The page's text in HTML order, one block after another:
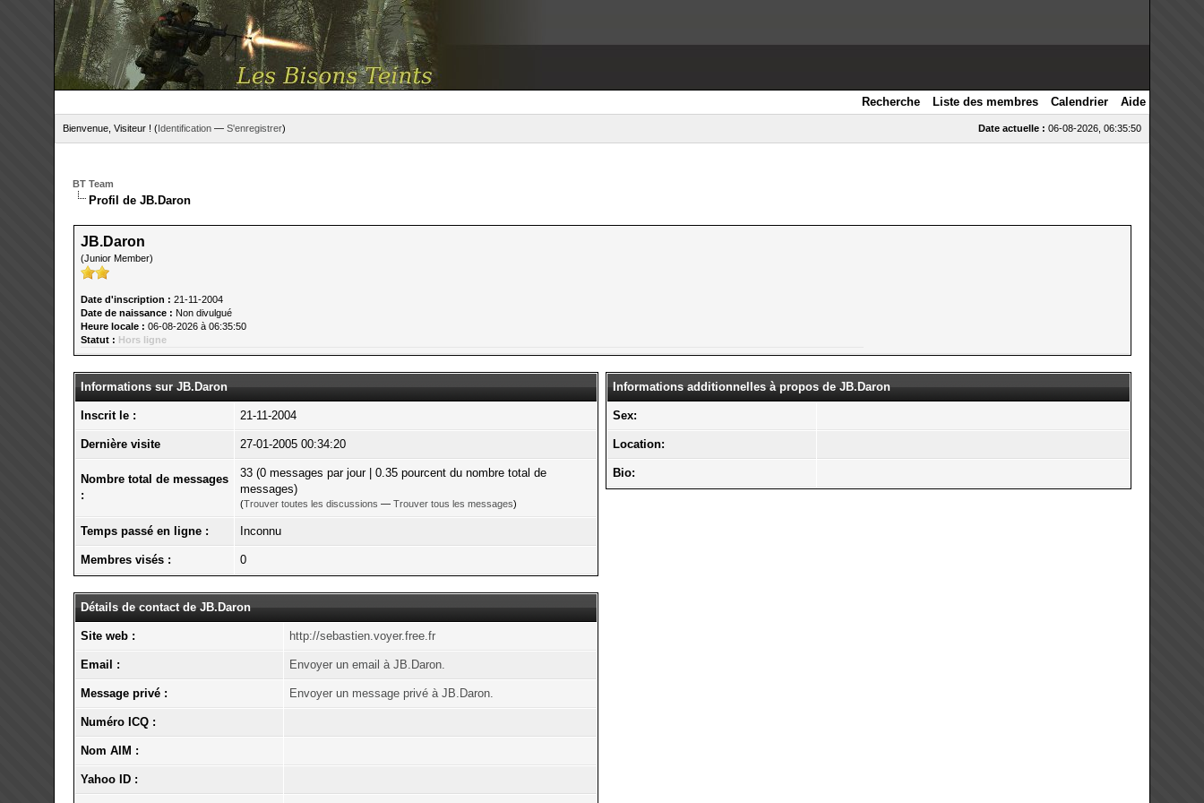
Recherche Liste des membres Calendrier Aide
Date actuelle : 06-08-2026, 06:35:50
Bienvenue, Visiteur ! (Identification —S'enregistrer)
BT Team
Profil de JB.Daron
JB.Daron
(Junior Member)
Date d'inscription : 21-11-2004
Date de naissance : Non divulgué
Heure locale : 06-08-2026 à 06:35:50
Statut : Hors ligne
Informations sur JB.Daron
Inscrit le : 21-11-2004
Dernière visite 27-01-2005 00:34:20
Nombre total de messages
:
33 (0 messages par jour | 0.35 pourcent du nombre total de
messages)
(Trouver toutes les discussions — Trouver tous les messages)
Temps passé en ligne : Inconnu
Membres visés : 0
Détails de contact de JB.Daron
Site web : http://sebastien.voyer.free.fr
Email : Envoyer un email à JB.Daron.
Message privé : Envoyer un message privé à JB.Daron.
Numéro ICQ :
Nom AIM :
Yahoo ID :
Informations additionnelles à propos de JB.Daron
Sex:
Location:
Bio: